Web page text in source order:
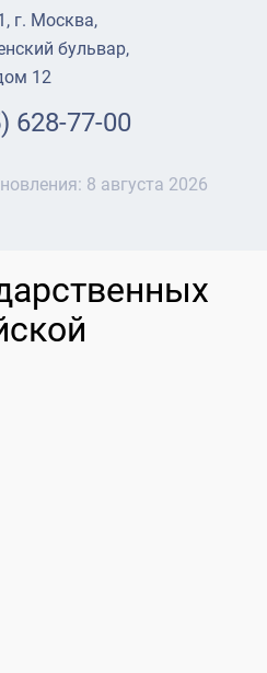
г. Москва,
бульвар,
12
628-77-00
8 августа 2026